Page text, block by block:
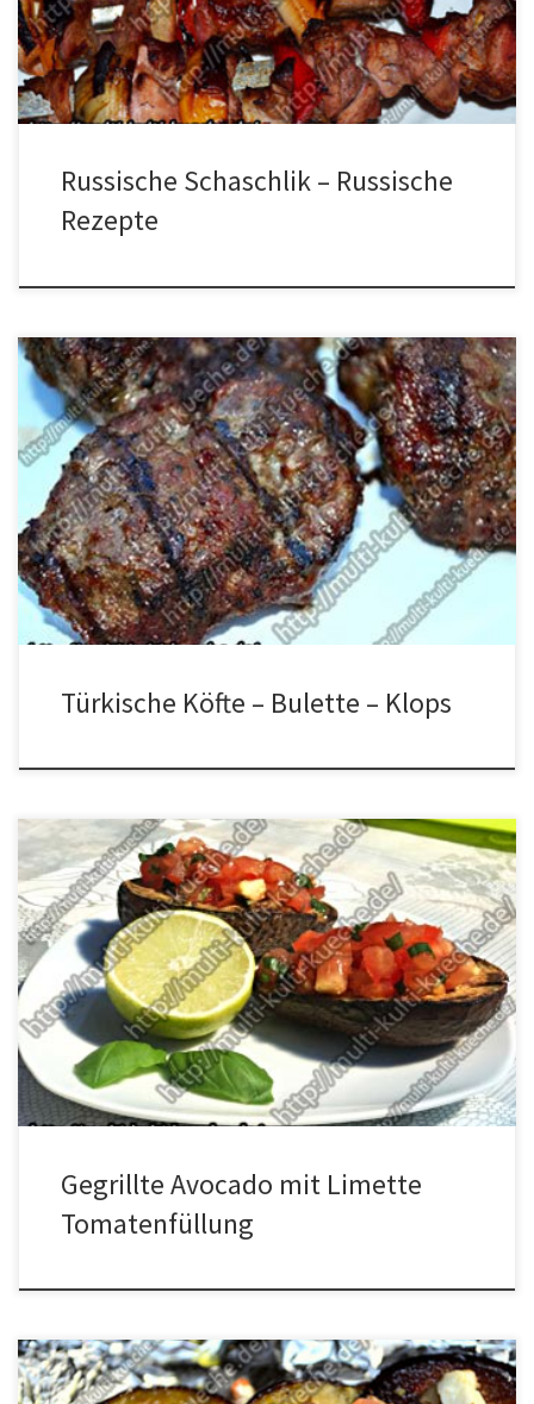
Zutaten in einen Topf oder eine Schüssel mit Deckel geben. Und
zugedeckt am besten über Nacht […]
Russische Schaschlik – Russische
Rezepte
Zutaten 500g Rinderhack 1 Zwiebel 1 Knoblauchzehe 1 Ei 1 El.
Minze 1 El. Pul Biber (Getrockneter Chili) Salz und Pfeffer
Zubereitung Das Hackfleisch, die Gewürze, das Ei und die
Pürierten Zwiebeln in eine Schüssel geben und gut vermischen.
Dann aus der Hackmasse Köfte formen. Nun die Köfte grillen und
[…]
Türkische Köfte – Bulette – Klops
Zutaten 1 Avocado 1 Tomate 1 Limette etwas Basilikum
Lauchzwiebel Salz und Pfeffer Zubereitung Die Avocado
Halbieren, die Tomate klein schneiden den Basilikum und die
Lauchzwiebel klein hacken. Nun die Tomaten mit dem Basilikum,
den Lauchzwiebeln, etwas Limettensaft und den Gewürzen
vermischen. Etwas Limettensaft auf der Avocado verteilen und ca.
[…]
Gegrillte Avocado mit Limette
Tomatenfüllung